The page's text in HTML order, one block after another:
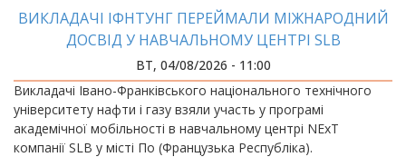
ВИКЛАДАЧІ ІФНТУНГ ПЕРЕЙМАЛИ МІЖНАРОДНИЙ
ДОСВІД У НАВЧАЛЬНОМУ ЦЕНТРІ SLB
ВТ, 04/08/2026 - 11:00
Викладачі Івано-Франківського національного технічного
університету нафти і газу взяли участь у програмі
академічної мобільності в навчальному центрі NExT
компанії SLB у місті По (Французька Республіка).